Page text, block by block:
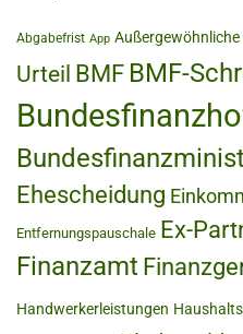
Abgabefrist App
Urteil BMF BMF-
Ehescheidung
Entfernungspauschale Ex-
Finanzamt
Handwerkerleistungen